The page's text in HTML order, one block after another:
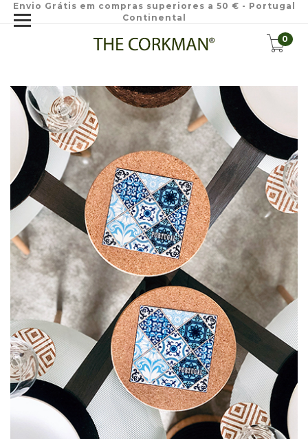
Envio Grátis em compras superiores a 50 € - Portugal
Continental
0